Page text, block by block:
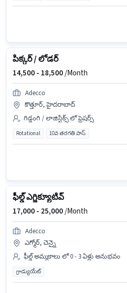
పిక్కర్ / లోడర్
14,500 - 18,500/Month
Adecco
కొత్తూర్, హైదరాబాద్
గిడ్డంగి / లాజిస్టిక్స్ లో ఫ్రెషర్స్
Rotational 10వ తరగతి పాస్
ఫీల్డ్ ఎగ్జిక్యూటివ్
17,000 - 25,000/Month
Adecco
ఎగ్మోర్, చెన్నై
ఫీల్డ్ అమ్మకాలు లో 0 - 3 ఏళ్లు అనుభవం
గ్రాడ్యుయేట్